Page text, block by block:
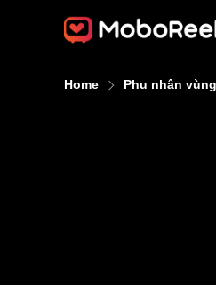
Home Phu nhân